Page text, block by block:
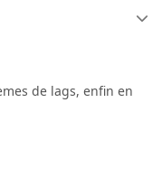
de lags, enfin en